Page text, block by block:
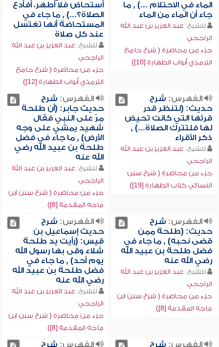
الماء في الاحتلام ...) , ما
جاء أن الماء من الماء
للشيخ: عبد العزيز بن عبد الله
الراجحي
جزء من محاضرة ( شرح جامع
الترمذي أبواب الطهارة [10])
أستحاض فلا أطهر، أفأدع
الصلاة؟...) , ما جاء في
المستحاضة أنها تغتسل
عند كل صلاة
للشيخ: عبد العزيز بن عبد الله
الراجحي
جزء من محاضرة ( شرح جامع
الترمذي أبواب الطهارة [12])
الفهرس: شرح
حديث: (لتنظر قدر
قرئها التي كانت تحيض
لها فلتترك الصلاة...) ,
ذكر الأقراء
للشيخ: عبد العزيز بن عبد الله
الراجحي
جزء من محاضرة ( شرح سنن
النسائي كتاب الطهارة [19])
الفهرس: شرح
حديث جابر: (أن طلحة
مرّ على النبي فقال
شهيد يمشي على وجه
الأرض) , ما جاء في فضل
طلحة بن عبيد الله رضي
الله عنه
للشيخ: عبد العزيز بن عبد الله
الراجحي
جزء من محاضرة ( شرح سنن ابن
ماجه المقدمة [8])
الفهرس: شرح
حديث: (طلحة ممن
قضى نحبه) , ما جاء في
فضل طلحة بن عبيد الله
رضي الله عنه
للشيخ: عبد العزيز بن عبد الله
الراجحي
جزء من محاضرة ( شرح سنن ابن
ماجه المقدمة [8])
الفهرس: شرح
حديث إسماعيل بن
قيس: (رأيت يد طلحة
شلاء وقى بها رسول الله
يوم أحد) , ما جاء في
فضل طلحة بن عبيد الله
رضي الله عنه
للشيخ: عبد العزيز بن عبد الله
الراجحي
جزء من محاضرة ( شرح سنن ابن
ماجه المقدمة [8])
الفهرس: شرح الفهرس: شرح